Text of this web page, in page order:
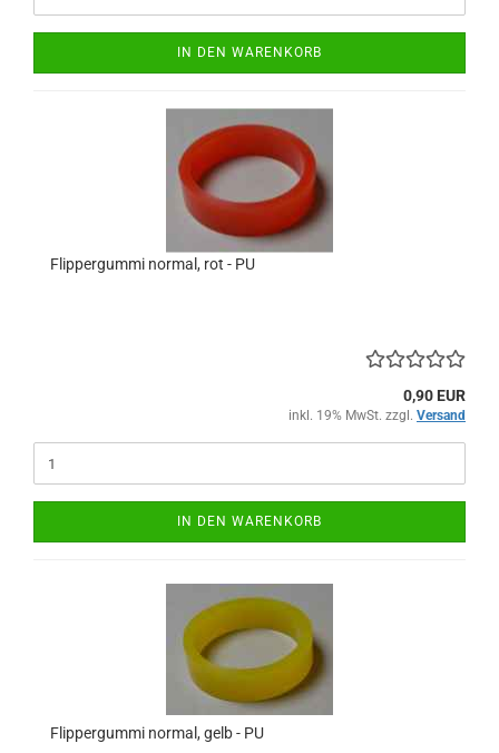
IN DEN WARENKORB
Flippergummi normal, rot - PU
0,90 EUR
inkl. 19% MwSt. zzgl. Versand
IN DEN WARENKORB
Flippergummi normal, gelb - PU